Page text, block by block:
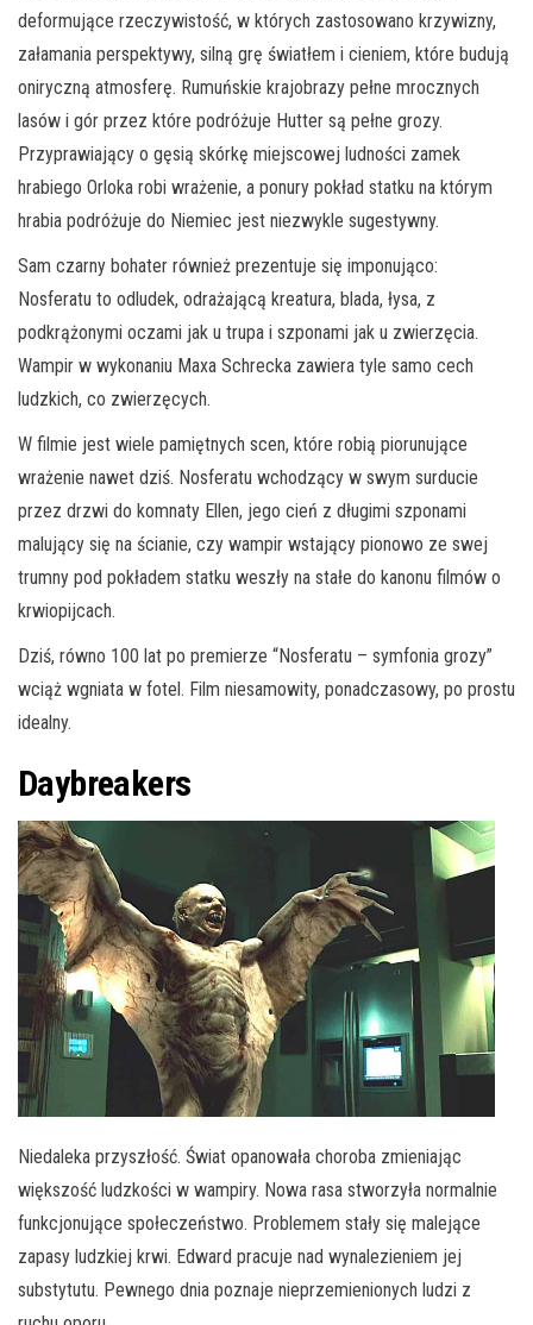
deformujące rzeczywistość, w których zastosowano krzywizny,
załamania perspektywy, silną grę światłem i cieniem, które budują
oniryczną atmosferę. Rumuńskie krajobrazy pełne mrocznych
lasów i gór przez które podróżuje Hutter są pełne grozy.
Przyprawiający o gęsią skórkę miejscowej ludności zamek
hrabiego Orloka robi wrażenie, a ponury pokład statku na którym
hrabia podróżuje do Niemiec jest niezwykle sugestywny.
Sam czarny bohater również prezentuje się imponująco:
Nosferatu to odludek, odrażającą kreatura, blada, łysa, z
podkrążonymi oczami jak u trupa i szponami jak u zwierzęcia.
Wampir w wykonaniu Maxa Schrecka zawiera tyle samo cech
ludzkich, co zwierzęcych.
W filmie jest wiele pamiętnych scen, które robią piorunujące
wrażenie nawet dziś. Nosferatu wchodzący w swym surducie
przez drzwi do komnaty Ellen, jego cień z długimi szponami
malujący się na ścianie, czy wampir wstający pionowo ze swej
trumny pod pokładem statku weszły na stałe do kanonu filmów o
krwiopijcach.
Dziś, równo 100 lat po premierze “Nosferatu – symfonia grozy”
wciąż wgniata w fotel. Film niesamowity, ponadczasowy, po prostu
idealny.
Daybreakers
Niedaleka przyszłość. Świat opanowała choroba zmieniając
większość ludzkości w wampiry. Nowa rasa stworzyła normalnie
funkcjonujące społeczeństwo. Problemem stały się malejące
zapasy ludzkiej krwi. Edward pracuje nad wynalezieniem jej
substytutu. Pewnego dnia poznaje nieprzemienionych ludzi z